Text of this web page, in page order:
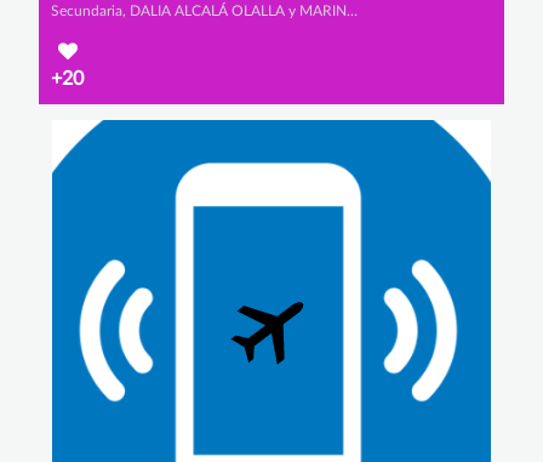
Secundaria, DALIA ALCALÁ OLALLA y MARINA ALONSO FERNÁNDEZ
+20